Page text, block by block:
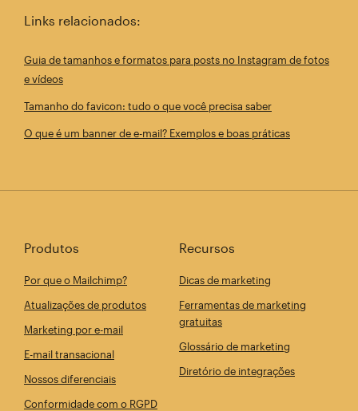
Links relacionados:
Guia de tamanhos e formatos para posts no Instagram de fotos
e vídeos
Tamanho do favicon: tudo o que você precisa saber
O que é um banner de e-mail? Exemplos e boas práticas
Produtos
Por que o Mailchimp?
Atualizações de produtos
Marketing por e-mail
E-mail transacional
Nossos diferenciais
Conformidade com o RGPD
Recursos
Dicas de marketing
Ferramentas de marketing
gratuitas
Glossário de marketing
Diretório de integrações